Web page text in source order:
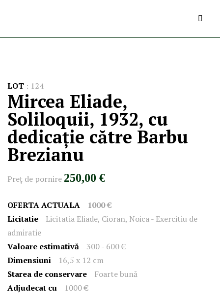
LOT : 124
Mircea Eliade,
Soliloquii, 1932, cu
dedicație către Barbu
Brezianu
Preţ de pornire 250,00 €
OFERTA ACTUALA
1000 €
Licitatie
Licitatia Eliade, Cioran, Noica - Exercitiu de
admiratie
Valoare estimativă
300 - 600 €
Dimensiuni
16,5 x 12 cm
Starea de conservare
Foarte bună
Adjudecat cu
1000 €